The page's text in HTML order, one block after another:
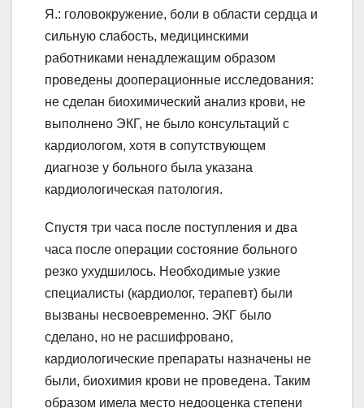
Я.: головокружение, боли в области сердца и
сильную слабость, медицинскими
работниками ненадлежащим образом
проведены дооперационные исследования:
не сделан биохимический анализ крови, не
выполнено ЭКГ, не было консультаций с
кардиологом, хотя в сопутствующем
диагнозе у больного была указана
кардиологическая патология.
Спустя три часа после поступления и два
часа после операции состояние больного
резко ухудшилось. Необходимые узкие
специалисты (кардиолог, терапевт) были
вызваны несвоевременно. ЭКГ было
сделано, но не расшифровано,
кардиологические препараты назначены не
были, биохимия крови не проведена. Таким
образом имела место недооценка степени